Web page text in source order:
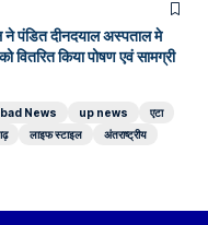
ने पंडित दीनदयाल अस्पताल मे
किया पोषण एवं सामग्री
News up news
एटा
लाइफ स्टाइल
अंतराष्ट्रीय